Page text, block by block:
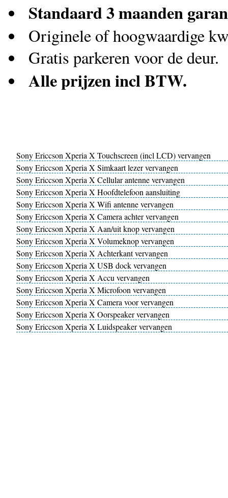
Standaard 3 maanden
Originele of hoogwaardige
Gratis parkeren voor de deur.
Alle prijzen incl BTW.
Sony Ericcson Xperia X Touchscreen (incl LCD) vervangen
Sony Ericcson Xperia X Simkaart lezer vervangen
Sony Ericcson Xperia X Cellular antenne vervangen
Sony Ericcson Xperia X Hoofdtelefoon aansluiting
Sony Ericcson Xperia X Wifi antenne vervangen
Sony Ericcson Xperia X Camera achter vervangen
Sony Ericcson Xperia X Aan/uit knop vervangen
Sony Ericcson Xperia X Volumeknop vervangen
Sony Ericcson Xperia X Achterkant vervangen
Sony Ericcson Xperia X USB dock vervangen
Sony Ericcson Xperia X Accu vervangen
Sony Ericcson Xperia X Microfoon vervangen
Sony Ericcson Xperia X Camera voor vervangen
Sony Ericcson Xperia X Oorspeaker vervangen
Sony Ericcson Xperia X Luidspeaker vervangen